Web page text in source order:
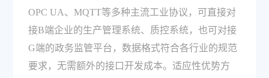
OPC UA、MQTT等多种主流工业协议，可直接对
接B端企业的生产管理系统、质控系统，也可对接
G端的政务监管平台，数据格式符合各行业的规范
要求，无需额外的接口开发成本。适应性优势方